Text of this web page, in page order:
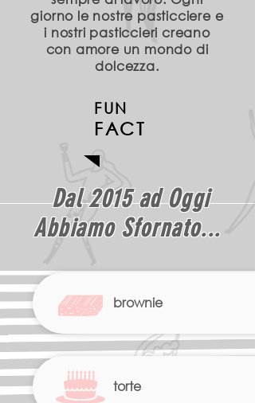
giorno le nostre pasticciere e
i nostri pasticcieri creano
con amore un mondo di
dolcezza.
FUN
FACT
Dal 2015 ad Oggi
Abbiamo Sfornato...
brownie
torte